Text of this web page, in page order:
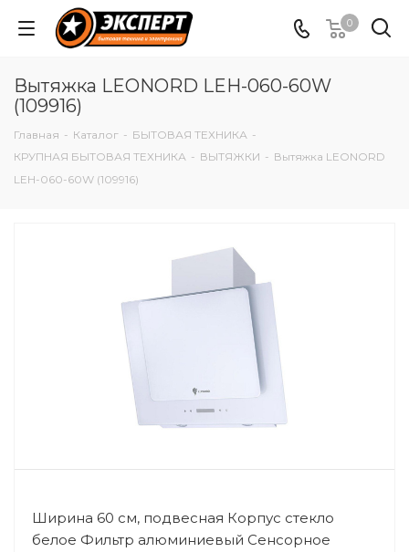
0
Вытяжка LEONORD LEH-060-60W
(109916)
Главная - Каталог - БЫТОВАЯ ТЕХНИКА -
КРУПНАЯ БЫТОВАЯ ТЕХНИКА - ВЫТЯЖКИ - Вытяжка LEONORD
LEH-060-60W (109916)
Ширина 60 см, подвесная Корпус стекло
белое Фильтр алюминиевый Сенсорное